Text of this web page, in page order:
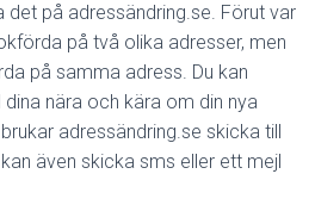
det på adressändring.se. Förut var
på två olika adresser, men
på samma adress. Du kan
nära och kära om din nya
adressändring.se skicka till
även skicka sms eller ett mejl